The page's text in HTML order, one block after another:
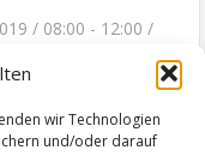
wir Technologien
und/oder darauf
/ 08:00 - 12:00 /